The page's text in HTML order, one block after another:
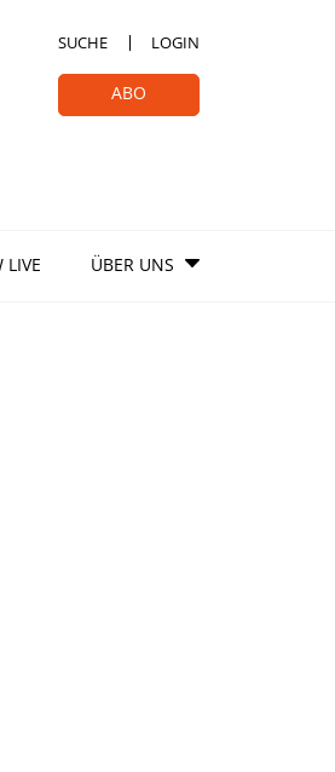
SUCHE LOGIN
ABO
LIVE ÜBER UNS